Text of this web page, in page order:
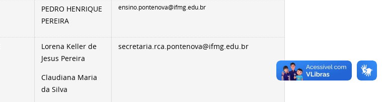
PEDRO HENRIQUE
PEREIRA
ensino.pontenova@ifmg.edu.br
Lorena Keller de
Jesus Pereira
Claudiana Maria
da Silva
secretaria.rca.pontenova@ifmg.edu.br